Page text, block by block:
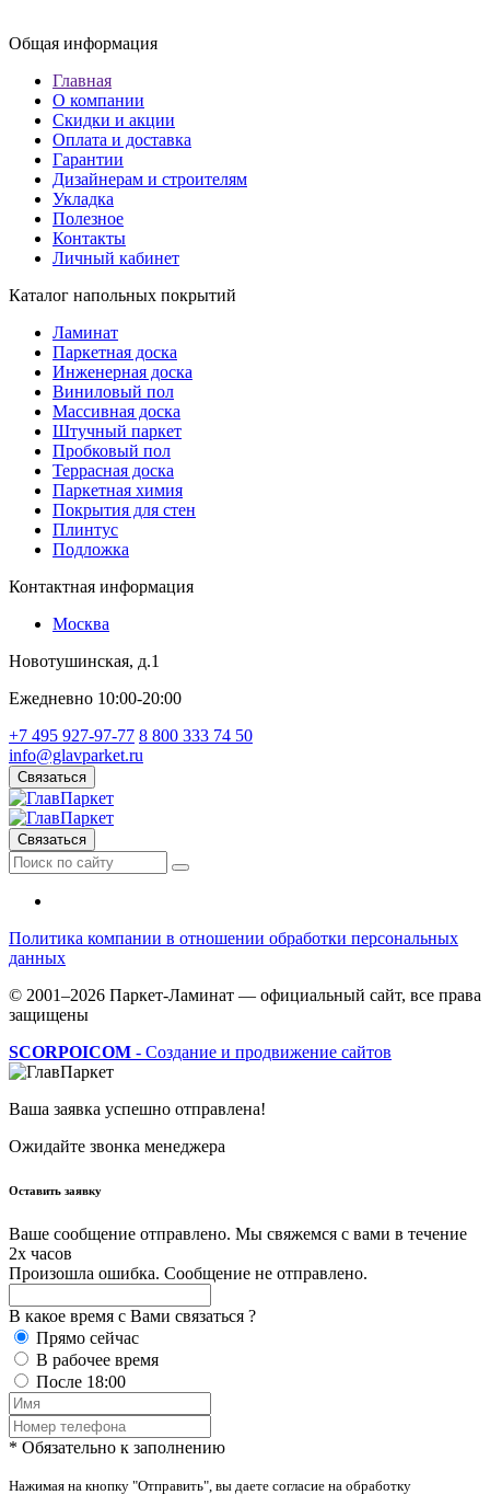
Общая информация
Главная
О компании
Скидки и акции
Оплата и доставка
Гарантии
Дизайнерам и строителям
Укладка
Полезное
Контакты
Личный кабинет
Каталог напольных покрытий
Ламинат
Паркетная доска
Инженерная доска
Виниловый пол
Массивная доска
Штучный паркет
Пробковый пол
Террасная доска
Паркетная химия
Покрытия для стен
Плинтус
Подложка
Контактная информация
Москва
Новотушинская, д.1
Ежедневно 10:00-20:00
+7 495 927-97-77 8 800 333 74 50
info@glavparket.ru
Связаться
Связаться
Политика компании в отношении обработки персональных
данных
© 2001–2026 Паркет-Ламинат — официальный сайт, все права
защищены
SCORPOICOM - Создание и продвижение сайтов
Ваша заявка успешно отправлена!
Ожидайте звонка менеджера
Оставить заявку
Ваше сообщение отправлено. Мы свяжемся с вами в течение
2х часов
Произошла ошибка. Сообщение не отправлено.
В какое время с Вами связаться ?
Прямо сейчас
В рабочее время
После 18:00
* Обязательно к заполнению
Нажимая на кнопку "Отправить", вы даете согласие на обработку